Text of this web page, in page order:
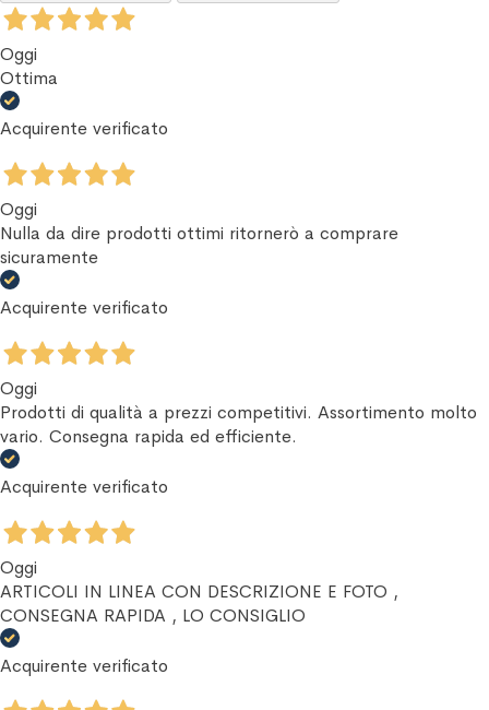
Oggi
Ottima
Acquirente verificato
Oggi
Nulla da dire prodotti ottimi ritornerò a comprare
sicuramente
Acquirente verificato
Oggi
Prodotti di qualità a prezzi competitivi. Assortimento molto
vario. Consegna rapida ed efficiente.
Acquirente verificato
Oggi
ARTICOLI IN LINEA CON DESCRIZIONE E FOTO ,
CONSEGNA RAPIDA , LO CONSIGLIO
Acquirente verificato